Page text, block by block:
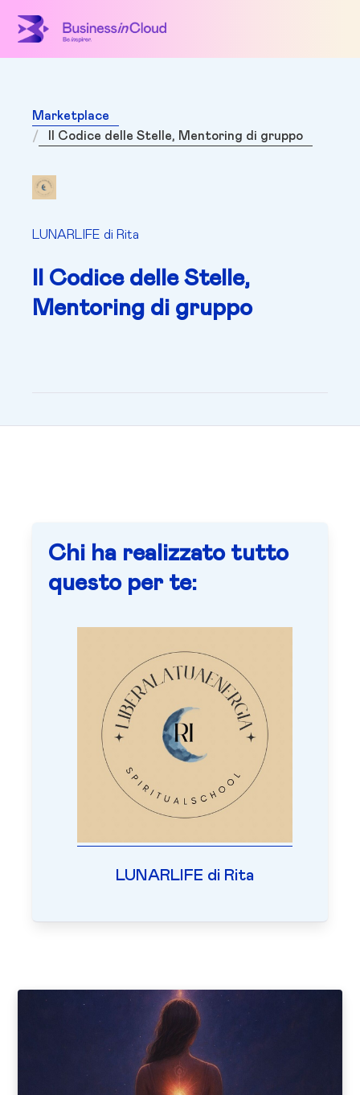
Marketplace
Il Codice delle Stelle, Mentoring di gruppo
LUNARLIFE di Rita
Il Codice delle Stelle,
Mentoring di gruppo
Chi ha realizzato tutto
questo per te:
LUNARLIFE di Rita